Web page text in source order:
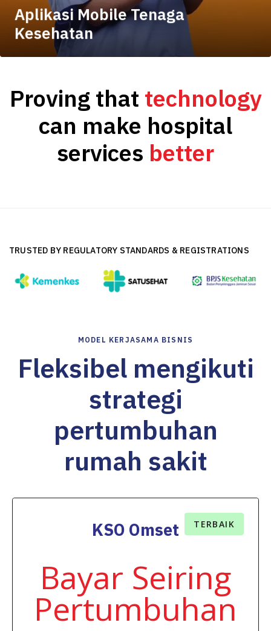
Aplikasi Mobile Tenaga
Kesehatan
Proving that technology
can make hospital
services better
TRUSTED BY REGULATORY STANDARDS & REGISTRATIONS
MODEL KERJASAMA BISNIS
Fleksibel mengikuti
strategi
pertumbuhan
rumah sakit
TERBAIK
KSO Omset
Bayar Seiring
Pertumbuhan